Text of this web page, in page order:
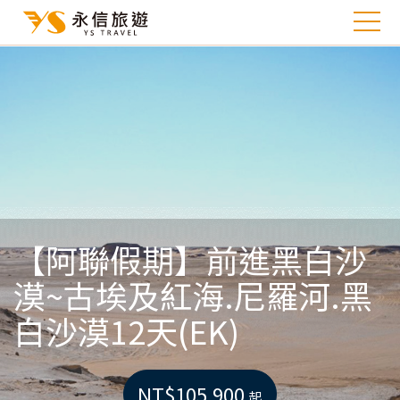
【阿聯假期】前進黑白沙
漠~古埃及紅海.尼羅河.黑
白沙漠12天(EK)
NT$105,900